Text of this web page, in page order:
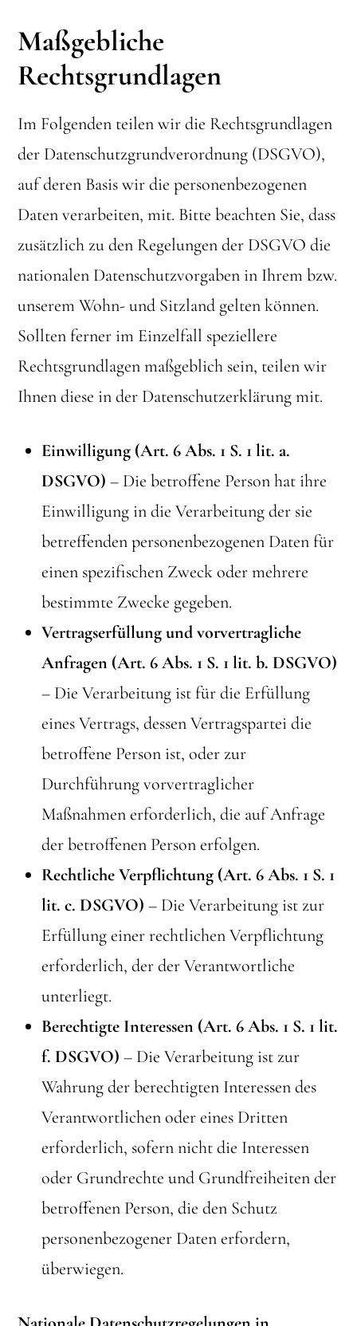
Maßgebliche
Rechtsgrundlagen
Im Folgenden teilen wir die Rechtsgrundlagen
der Datenschutzgrundverordnung (DSGVO),
auf deren Basis wir die personenbezogenen
Daten verarbeiten, mit. Bitte beachten Sie, dass
zusätzlich zu den Regelungen der DSGVO die
nationalen Datenschutzvorgaben in Ihrem bzw.
unserem Wohn- und Sitzland gelten können.
Sollten ferner im Einzelfall speziellere
Rechtsgrundlagen maßgeblich sein, teilen wir
Ihnen diese in der Datenschutzerklärung mit.
Einwilligung (Art. 6 Abs. 1 S. 1 lit. a.
DSGVO) – Die betroffene Person hat ihre
Einwilligung in die Verarbeitung der sie
betreffenden personenbezogenen Daten für
einen spezifischen Zweck oder mehrere
bestimmte Zwecke gegeben.
Vertragserfüllung und vorvertragliche
Anfragen (Art. 6 Abs. 1 S. 1 lit. b. DSGVO)
– Die Verarbeitung ist für die Erfüllung
eines Vertrags, dessen Vertragspartei die
betroffene Person ist, oder zur
Durchführung vorvertraglicher
Maßnahmen erforderlich, die auf Anfrage
der betroffenen Person erfolgen.
Rechtliche Verpflichtung (Art. 6 Abs. 1 S. 1
lit. c. DSGVO) – Die Verarbeitung ist zur
Erfüllung einer rechtlichen Verpflichtung
erforderlich, der der Verantwortliche
unterliegt.
Berechtigte Interessen (Art. 6 Abs. 1 S. 1 lit.
f. DSGVO) – Die Verarbeitung ist zur
Wahrung der berechtigten Interessen des
Verantwortlichen oder eines Dritten
erforderlich, sofern nicht die Interessen
oder Grundrechte und Grundfreiheiten der
betroffenen Person, die den Schutz
personenbezogener Daten erfordern,
überwiegen.